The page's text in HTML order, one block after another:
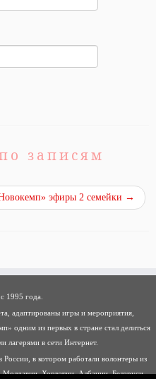
записям
эфиры 2 семейки →
1995 года.
адаптированы игры и мероприятия,
одним из первых в стране стал делиться
лагерями в сети Интернет.
в котором работали волонтеры из
Хорватии, Албании, Беларуси